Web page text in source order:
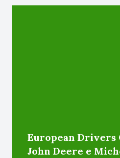
European Drivers
John Deere e